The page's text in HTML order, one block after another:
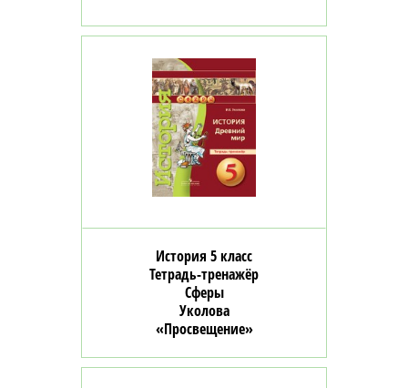
История 5 класс
Тетрадь-тренажёр
Сферы
Уколова
«Просвещение»